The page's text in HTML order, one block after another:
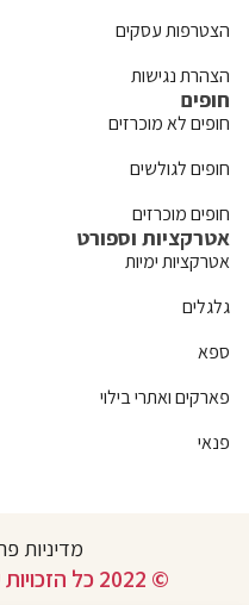
הצטרפות עסקים
הצהרת נגישות
חופים
חופים לא מוכרזים
חופים לגולשים
חופים מוכרזים
אטרקציות וספורט
אטרקציות ימיות
גלגלים
ספא
פארקים ואתרי בילוי
פנאי
מדיניות
© 2022 כל הזכויות שמורות. visit.ashdod